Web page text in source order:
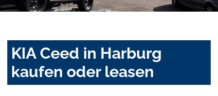
KIA Ceed in Harburg
kaufen oder leasen